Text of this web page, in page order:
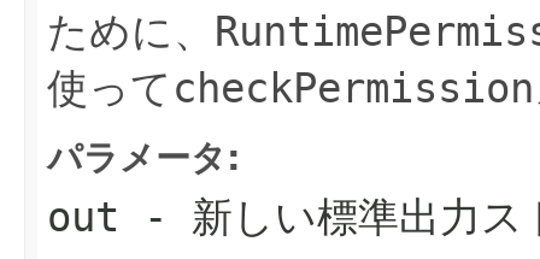
ために、
使って checkPermission
パラメータ:
out - 新しい標準出力ス